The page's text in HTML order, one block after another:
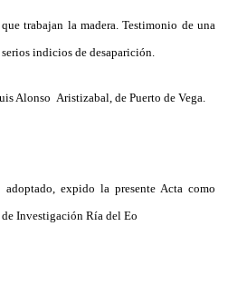
trabajan la madera. Testimonio de una
indicios de desaparición.
Alonso Aristizabal, de Puerto de Vega.
expido la presente Acta como
Investigación Ría del Eo